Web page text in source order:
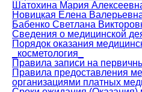
Шатохина Мария
Новицкая Елена
Бабенко Светлана
Сведения о медицинской
Порядок оказания
_косметология_
Правила записи на
Правила предоставления
организациями платных